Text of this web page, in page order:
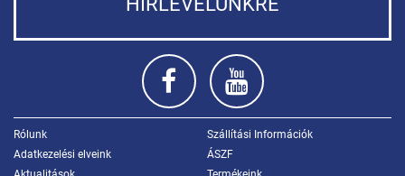
Rólunk
Szállítási Információk
Adatkezelési elveink
ÁSZF